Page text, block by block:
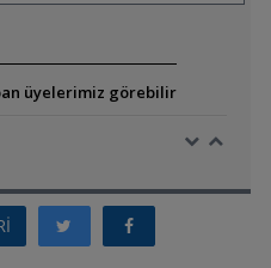
üyelerimiz görebilir